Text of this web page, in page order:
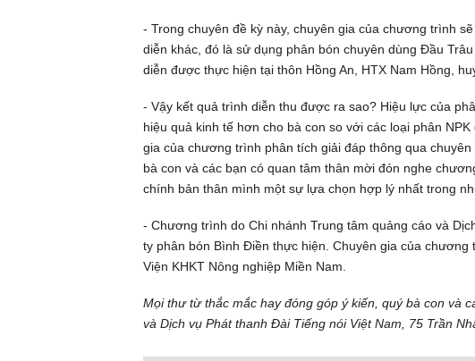
- Trong chuyên đề kỳ này, chuyên gia của chương trình
diễn khác, đó là sử dụng phân bón chuyên dùng Đầu
diễn được thực hiện tại thôn Hồng An, HTX Nam Hồng,
- Vậy kết quả trình diễn thu được ra sao? Hiệu lực của
hiệu quả kinh tế hơn cho bà con so với các loại phân
gia của chương trình phân tích giải đáp thông qua chuyên
bà con và các bạn có quan tâm thân mời đón nghe
chính bản thân mình một sự lựa chọn hợp lý nhất trong
- Chương trình do Chi nhánh Trung tâm quảng cáo và
ty phân bón Bình Điền thực hiện. Chuyên gia của
Viện KHKT Nông nghiệp Miền Nam.
Mọi thư từ thắc mắc hay đóng góp ý kiến, quý bà con và
và Dịch vụ Phát thanh Đài Tiếng nói Việt Nam, 75 Trần